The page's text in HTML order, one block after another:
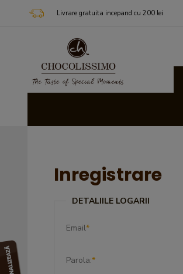
Livrare gratuita incepand cu 200 lei
Inregistrare
DETALIILE LOGARII
Email*
Parola:*